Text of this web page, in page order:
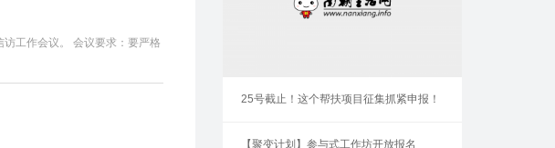
工作会议。 会议要求：要严格
25号截止！这个帮扶项目征集抓紧申报！
【聚变计划】参与式工作坊开放报名